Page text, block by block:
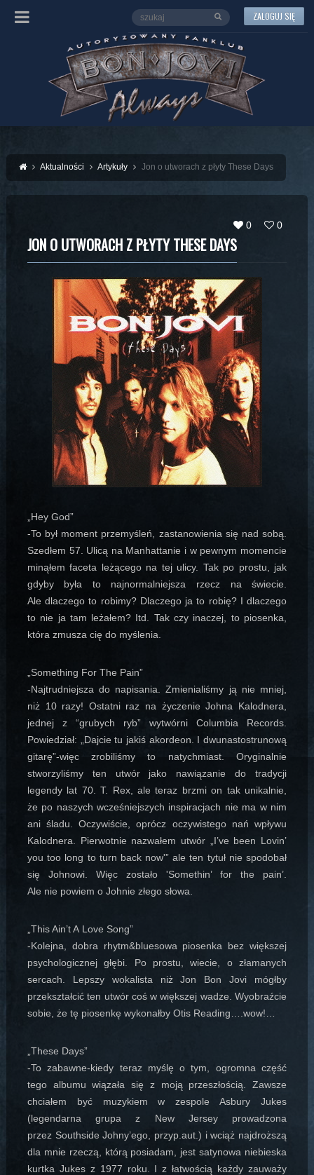
ZALOGUJ SIĘ
Aktualności Artykuły Jon o utworach z płyty These Days
0 0
JON O UTWORACH Z PŁYTY THESE DAYS
„Hey God”
-To był moment przemyśleń, zastanowienia się nad sobą.
Szedłem 57. Ulicą na Manhattanie i w pewnym momencie
minąłem faceta leżącego na tej ulicy. Tak po prostu, jak
gdyby była to najnormalniejsza rzecz na świecie.
Ale dlaczego to robimy? Dlaczego ja to robię? I dlaczego
to nie ja tam leżałem? Itd. Tak czy inaczej, to piosenka,
która zmusza cię do myślenia.
„Something For The Pain”
-Najtrudniejsza do napisania. Zmienialiśmy ją nie mniej,
niż 10 razy! Ostatni raz na życzenie Johna Kalodnera,
jednej z “grubych ryb” wytwórni Columbia Records.
Powiedział: „Dajcie tu jakiś akordeon. I dwunastostrunową
gitarę”-więc zrobiliśmy to natychmiast. Oryginalnie
stworzyliśmy ten utwór jako nawiązanie do tradycji
legendy lat 70. T. Rex, ale teraz brzmi on tak unikalnie,
że po naszych wcześniejszych inspiracjach nie ma w nim
ani śladu. Oczywiście, oprócz oczywistego nań wpływu
Kalodnera. Pierwotnie nazwałem utwór „I’ve been Lovin’
you too long to turn back now'” ale ten tytuł nie spodobał
się Johnowi. Więc zostało 'Somethin’ for the pain’.
Ale nie powiem o Johnie złego słowa.
„This Ain’t A Love Song”
-Kolejna, dobra rhytm&bluesowa piosenka bez większej
psychologicznej głębi. Po prostu, wiecie, o złamanych
sercach. Lepszy wokalista niż Jon Bon Jovi mógłby
przekształcić ten utwór coś w większej wadze. Wyobraźcie
sobie, że tę piosenkę wykonałby Otis Reading….wow!…
„These Days”
-To zabawne-kiedy teraz myślę o tym, ogromna część
tego albumu wiązała się z moją przeszłością. Zawsze
chciałem być muzykiem w zespole Asbury Jukes
(legendarna grupa z New Jersey prowadzona
przez Southside Johny’ego, przyp.aut.) i wciąż najdroższą
dla mnie rzeczą, którą posiadam, jest satynowa niebieska
kurtka Jukes z 1977 roku. I z łatwością każdy zauważy